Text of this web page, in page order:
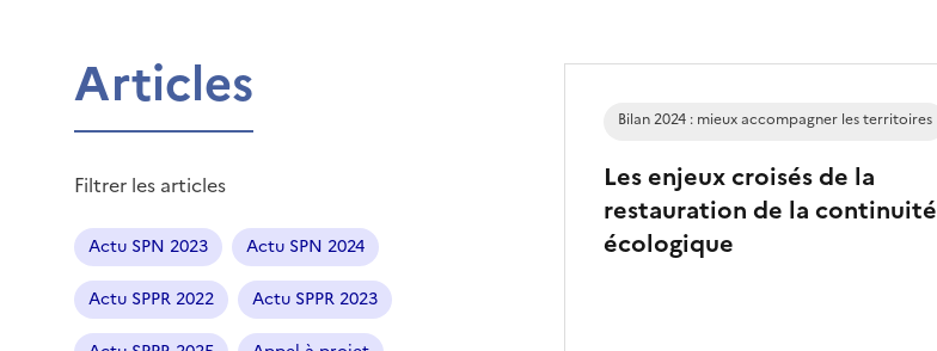
Articles
Filtrer les articles
Actu SPN 2023 Actu SPN 2024
Actu SPPR 2022 Actu SPPR 2023
Les enjeux croisés de la
restauration de la continuité
écologique
Bilan 2024 : mieux accompagner les territoires